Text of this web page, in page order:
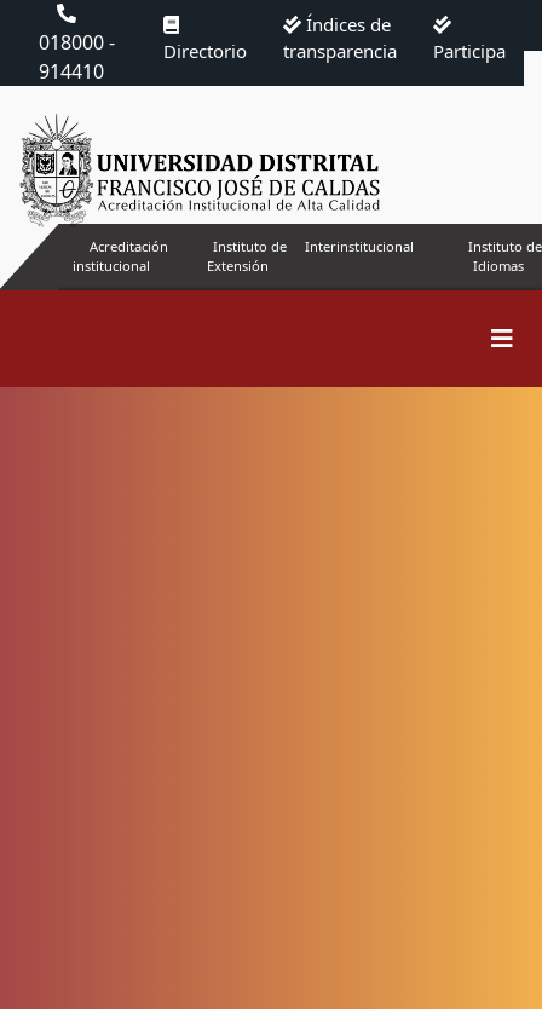
018000 -
914410
Directorio
Índices de
transparencia
Participa
Acreditación
institucional
Instituto de
Extensión
Interinstitucional
Instituto de
Idiomas